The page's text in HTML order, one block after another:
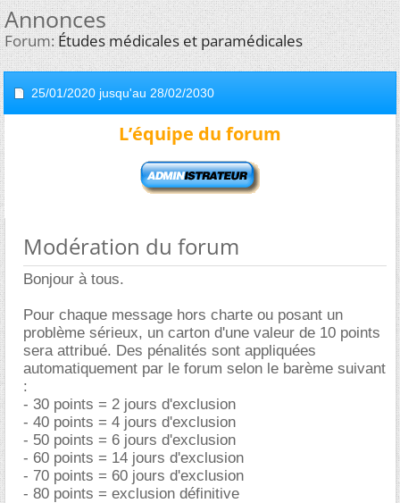
Annonces
Forum:Études médicales et paramédicales
25/01/2020 jusqu'au 28/02/2030
L’équipe du forum
Modération du forum
Bonjour à tous.
Pour chaque message hors charte ou posant un
problème sérieux, un carton d'une valeur de 10 points
sera attribué. Des pénalités sont appliquées
automatiquement par le forum selon le barème suivant
:
- 30 points = 2 jours d'exclusion
- 40 points = 4 jours d'exclusion
- 50 points = 6 jours d'exclusion
- 60 points = 14 jours d'exclusion
- 70 points = 60 jours d'exclusion
- 80 points = exclusion définitive